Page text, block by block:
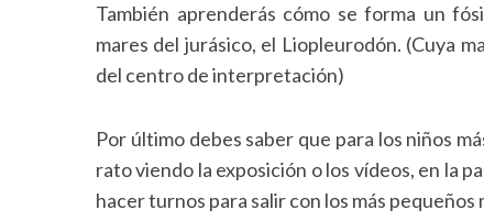
También aprenderás cómo se forma un
mares del jurásico, el Liopleurodón. (Cuya
del centro de interpretación)
Por último debes saber que para los niños
rato viendo la exposición o los vídeos, en la
hacer turnos para salir con los más
e
a
c
f
: